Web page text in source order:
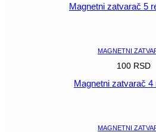
Magnetni zatvarač 5
MAGNETNI
100 RSD
Magnetni zatvarač 4
MAGNETNI